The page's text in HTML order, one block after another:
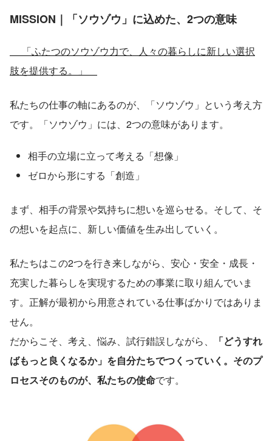
MISSION｜「ソウゾウ」に込めた、2つの意味
「ふたつのソウゾウ力で、人々の暮らしに新しい選択
肢を提供する。」
私たちの仕事の軸にあるのが、「ソウゾウ」という考え方
です。「ソウゾウ」には、2つの意味があります。
相手の立場に立って考える「想像」
ゼロから形にする「創造」
まず、相手の背景や気持ちに想いを巡らせる。そして、そ
の想いを起点に、新しい価値を生み出していく。
私たちはこの2つを行き来しながら、安心・安全・成長・
充実した暮らしを実現するための事業に取り組んでいま
す。正解が最初から用意されている仕事ばかりではありま
せん。
だからこそ、考え、悩み、試行錯誤しながら、
「どうすれ
ばもっと良くなるか」を自分たちでつくっていく。そのプ
ロセスそのものが、私たちの使命です。